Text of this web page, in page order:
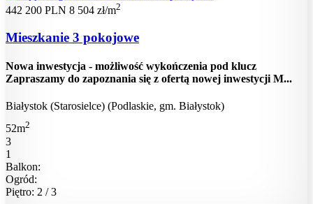
442 200 PLN 8 504 zł/m2
Mieszkanie 3 pokojowe
Nowa inwestycja - możliwość wykończenia pod klucz
Zapraszamy do zapoznania się z ofertą nowej inwestycji M...
Białystok (Starosielce) (Podlaskie, gm. Białystok)
52m2
3
1
Balkon:
Ogród:
Piętro: 2 / 3